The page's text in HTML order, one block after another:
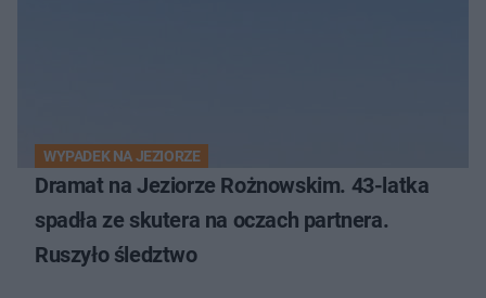
WYPADEK NA JEZIORZE
Dramat na Jeziorze Rożnowskim. 43-latka
spadła ze skutera na oczach partnera.
Ruszyło śledztwo